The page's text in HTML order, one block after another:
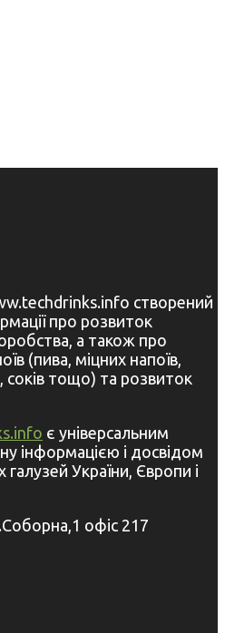
створений
про розвиток
а також про
(пива, міцних напоїв,
соків тощо) та розвиток
є універсальним
інформацією і досвідом
галузей України, Європи і
офіс 217